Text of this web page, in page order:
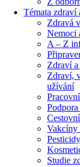
Témata zdraví
Zdravá
Nemoci
A – Z
Zdraví
Zdraví,
užívání
Vakcíny
Pesticidy
Studie